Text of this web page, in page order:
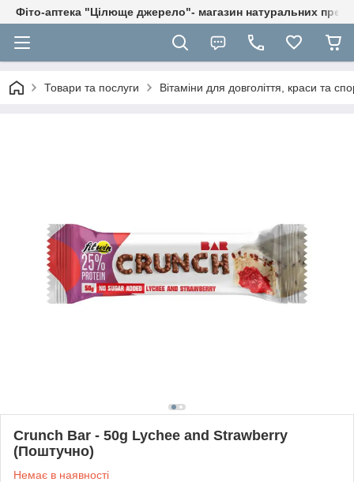
Фіто-аптека "Цілюще джерело"- магазин натуральних
Товари та послуги Вітаміни для довголіття, краси та
Crunch Bar - 50g Lychee and Strawberry
(Поштучно)
Немає в наявності